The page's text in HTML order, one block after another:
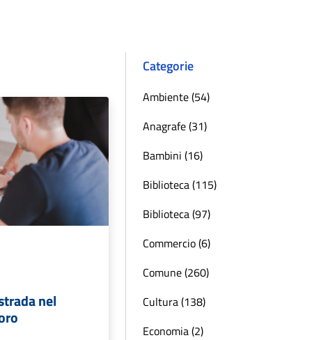
nel
Categorie
Ambiente (54)
Anagrafe (31)
Bambini (16)
Biblioteca (115)
Biblioteca (97)
Commercio (6)
Comune (260)
Cultura (138)
Economia (2)